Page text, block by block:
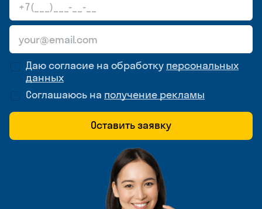
Даю согласие на обработку персональных
данных
Соглашаюсь на получение рекламы
Оставить заявку